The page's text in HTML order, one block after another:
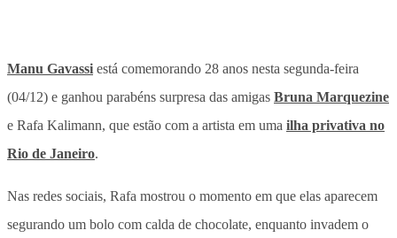
Manu Gavassi está comemorando 28 anos nesta segunda-feira
(04/12) e ganhou parabéns surpresa das amigas Bruna Marquezine
e Rafa Kalimann, que estão com a artista em uma ilha privativa no
Rio de Janeiro.
Nas redes sociais, Rafa mostrou o momento em que elas aparecem
segurando um bolo com calda de chocolate, enquanto invadem o